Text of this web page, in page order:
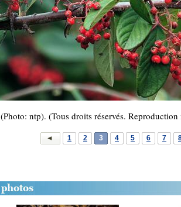
(Photo: ntp). (Tous droits réservés.
1 2 3 4 5 6 7